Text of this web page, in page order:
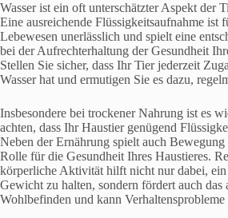
Wasser ist ein oft unterschätzter Aspekt der
Eine ausreichende Flüssigkeitsaufnahme ist
Lebewesen unerlässlich und spielt eine
bei der Aufrechterhaltung der Gesundheit
Stellen Sie sicher, dass Ihr Tier jederzeit
Wasser hat und ermutigen Sie es dazu,
Insbesondere bei trockener Nahrung ist es
achten, dass Ihr Haustier genügend
Neben der Ernährung spielt auch Bewegung
Rolle für die Gesundheit Ihres Haustieres.
körperliche Aktivität hilft nicht nur dabei, ein
Gewicht zu halten, sondern fördert auch das
Wohlbefinden und kann Verhaltensprobleme